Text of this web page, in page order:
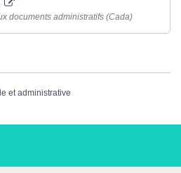
documents administratifs (Cada)
et administrative